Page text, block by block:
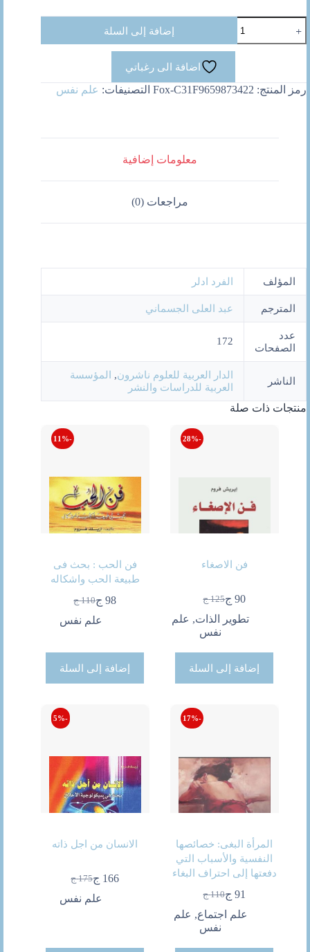
سيكولوجيتك
في
تحياها؟
إضافة إلى السلة
اضافة الى رغباتي
رمز المنتج: Fox-C31F9659873422 التصنيفات: علم نفس
معلومات إضافية
مراجعات (0)
المؤلف الفرد ادلر
المترجم عبد العلى الجسماني
عدد
الصفحات
172
الناشر
الدار العربية للعلوم ناشرون,
المؤسسة
العربية للدراسات والنشر
منتجات ذات صلة
-28%
فن الاصغاء
125 ج
السعر
الأصلي
هو:
90 جالسعر
الحالي
هو:
تطوير الذات, علم
نفس
إضافة إلى السلة
-11%
فن الحب : بحث فى
طبيعة الحب واشكاله
110 ج
السعر
الأصلي
98 جالسعر
الحالي
علم نفس
إضافة إلى السلة
-17%
المرأة البغى: خصائصها
النفسية والأسباب التي
دفعتها إلى احتراف البغاء
110 ج
السعر
الأصلي
هو:
91 جالسعر
الحالي
هو:
علم اجتماع, علم
نفس
-5%
الانسان من اجل ذاته
175 ج
السعر
الأصلي
166 جالسعر
الحالي
علم نفس